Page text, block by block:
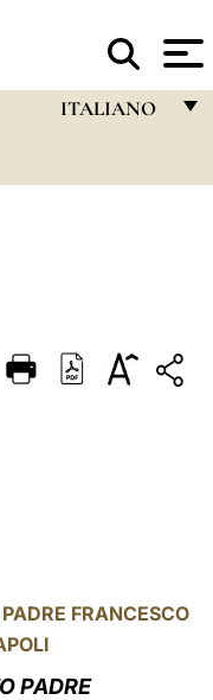
ITALIANO
DEUTSCH
FRANCESCO
PADRE